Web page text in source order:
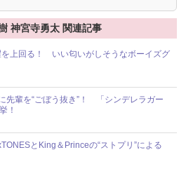
神宮寺勇太 関連記事
を上回る！ いい匂いがしそうなボーイズグ
先輩を“ごぼう抜き”！ 「シンデレラガー
！
とKing＆Princeの“ストプリ”による